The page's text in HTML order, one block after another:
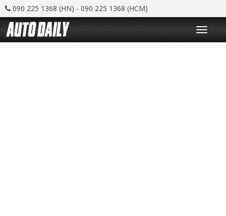
090 225 1368 (HN) - 090 225 1368 (HCM)
T
o
g